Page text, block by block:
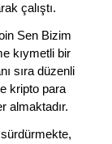
çalıştı.
Sen Bizim
kıymetli bir
sıra düzenli
kripto para
almaktadır.